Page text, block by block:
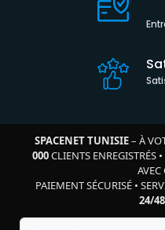
SPACENET TUNISIE– À
000CLIENTS ENREGISTRÉS•
AVEC
PAIEMENT SÉCURISÉ •
24/